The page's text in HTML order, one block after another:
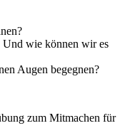
Und wie können wir es
Augen begegnen?
zum Mitmachen für